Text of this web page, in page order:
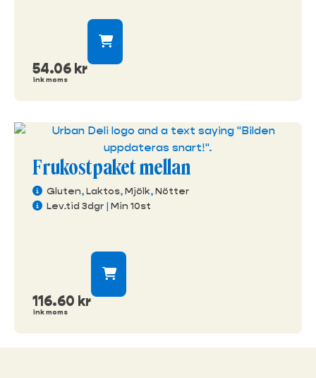
54.06kr
ink moms
Frukostpaket mellan
Gluten,Laktos,Mjölk,Nötter
Lev.tid 3dgr | Min 10st
116.60 kr
ink moms